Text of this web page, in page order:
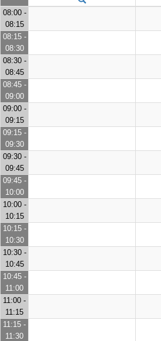
08:00 -
08:15
08:15 -
08:30
08:30 -
08:45
08:45 -
09:00
09:00 -
09:15
09:15 -
09:30
09:30 -
09:45
09:45 -
10:00
10:00 -
10:15
10:15 -
10:30
10:30 -
10:45
10:45 -
11:00
11:00 -
11:15
11:15 -
11:30